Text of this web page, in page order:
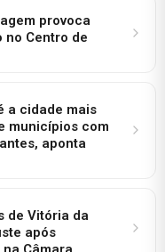
provoca
no Centro de
a cidade mais
municípios com
aponta
de Vitória da
após